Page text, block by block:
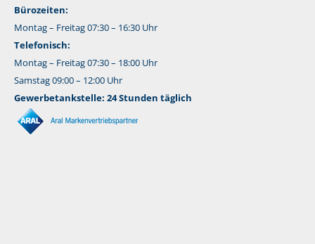
Bürozeiten:
Montag – Freitag 07:30 – 16:30 Uhr
Telefonisch:
Montag – Freitag 07:30 – 18:00 Uhr
Samstag 09:00 – 12:00 Uhr
Gewerbetankstelle: 24 Stunden täglich